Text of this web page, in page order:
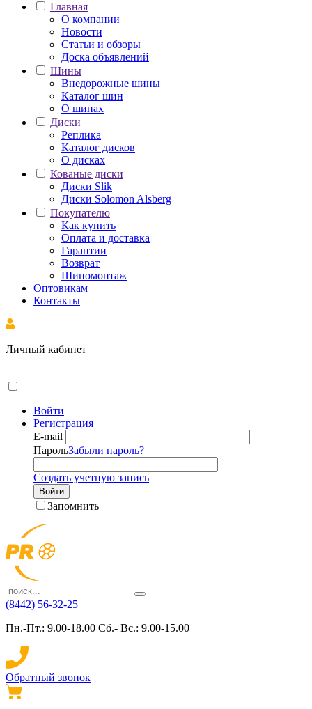
Главная
О компании
Новости
Статьи и обзоры
Доска объявлений
Шины
Внедорожные шины
Каталог шин
О шинах
Диски
Реплика
Каталог дисков
О дисках
Кованые диски
Диски Slik
Диски Solomon Alsberg
Покупателю
Как купить
Оплата и доставка
Гарантии
Возврат
Шиномонтаж
Оптовикам
Контакты
Личный кабинет
Войти
Регистрация
E-mail
ПарольЗабыли пароль?
Создать учетную запись
Войти
Запомнить
(8442) 56-32-25
Пн.-Пт.: 9.00-18.00 Сб.- Вс.: 9.00-15.00
Обратный звонок